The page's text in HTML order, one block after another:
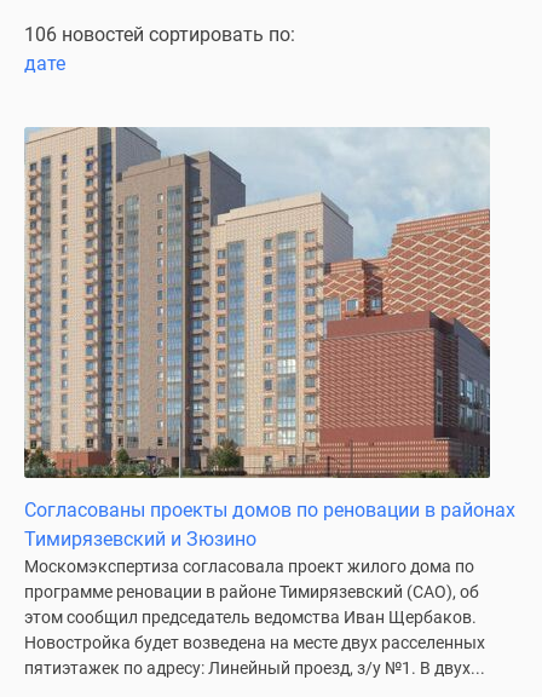
Специальные
предложения
Продавцы
застройщики
Панорамы
новостроек
Видеообзор
новостроек
Экспертиза
новостроек
Экология
Москвы
Студии
комнатные
комнатные
106 новостей сортировать по:
дате
Согласованы проекты домов по реновации в районах
Тимирязевский и Зюзино
Москомэкспертиза согласовала проект жилого дома по
программе реновации в районе Тимирязевский (САО), об
этом сообщил председатель ведомства Иван Щербаков.
Новостройка будет возведена на месте двух расселенных
пятиэтажек по адресу: Линейный проезд, з/у №1. В двух...